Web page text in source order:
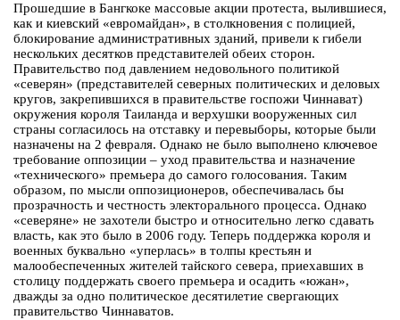
Прошедшие в Бангкоке массовые акции протеста, вылившиеся,
как и киевский «евромайдан», в столкновения с полицией,
блокирование административных зданий, привели к гибели
нескольких десятков представителей обеих сторон.
Правительство под давлением недовольного политикой
«северян» (представителей северных политических и деловых
кругов, закрепившихся в правительстве госпожи Чиннават)
окружения короля Таиланда и верхушки вооруженных сил
страны согласилось на отставку и перевыборы, которые были
назначены на 2 февраля. Однако не было выполнено ключевое
требование оппозиции – уход правительства и назначение
«технического» премьера до самого голосования. Таким
образом, по мысли оппозиционеров, обеспечивалась бы
прозрачность и честность электорального процесса. Однако
«северяне» не захотели быстро и относительно легко сдавать
власть, как это было в 2006 году. Теперь поддержка короля и
военных буквально «уперлась» в толпы крестьян и
малообеспеченных жителей тайского севера, приехавших в
столицу поддержать своего премьера и осадить «южан»,
дважды за одно политическое десятилетие свергающих
правительство Чиннаватов.